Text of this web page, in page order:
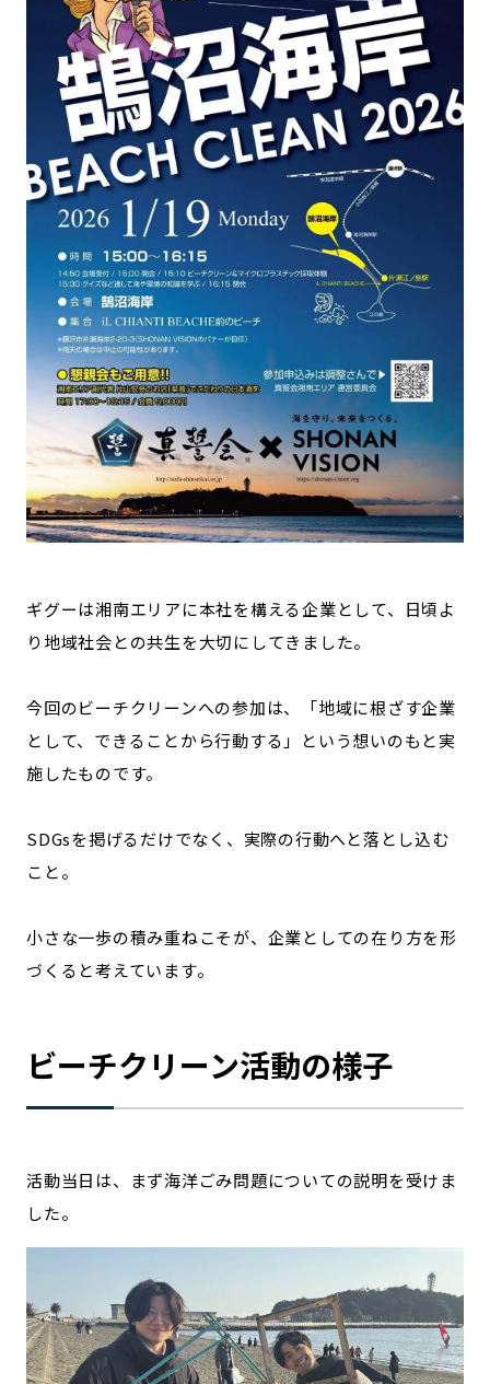
「人」から探す
記事ライター アンバサダー
お問い合わせ 会社概要
ギグーは湘南エリアに本社を構える企業として、日頃よ
り地域社会との共生を大切にしてきました。
今回のビーチクリーンへの参加は、「地域に根ざす企業
として、できることから行動する」という想いのもと実
施したものです。
SDGsを掲げるだけでなく、実際の行動へと落とし込む
こと。
小さな一歩の積み重ねこそが、企業としての在り方を形
づくると考えています。
ビーチクリーン活動の様子
活動当日は、まず海洋ごみ問題についての説明を受けま
した。